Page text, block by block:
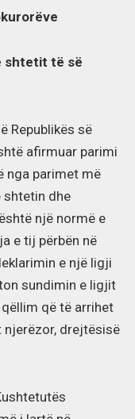
shtetit të së
Republikës së
afirmuar parimi
nga parimet më
shtetin dhe
një normë e
e tij përbën në
e një ligji
sundimin e ligjit
që të arrihet
drejtësisë